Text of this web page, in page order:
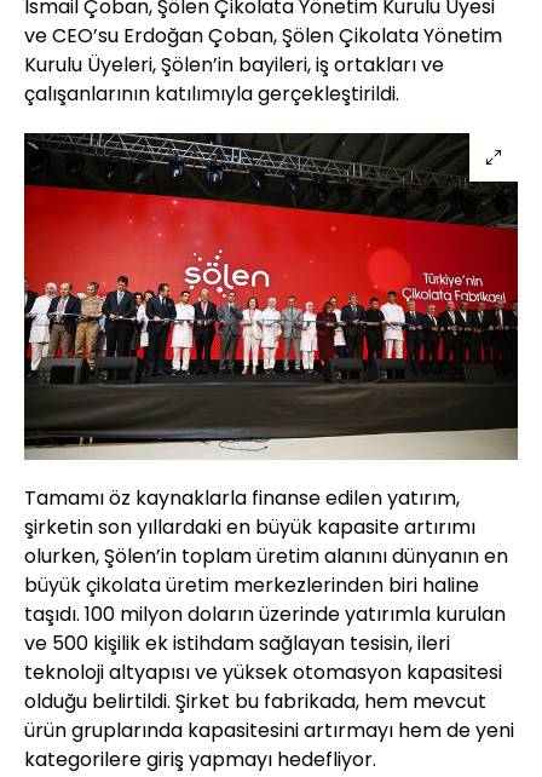
İsmail Çoban, Şölen Çikolata Yönetim Kurulu Üyesi
ve CEO’su Erdoğan Çoban, Şölen Çikolata Yönetim
Kurulu Üyeleri, Şölen’in bayileri, iş ortakları ve
çalışanlarının katılımıyla gerçekleştirildi.
Tamamı öz kaynaklarla finanse edilen yatırım,
şirketin son yıllardaki en büyük kapasite artırımı
olurken, Şölen’in toplam üretim alanını dünyanın en
büyük çikolata üretim merkezlerinden biri haline
taşıdı. 100 milyon doların üzerinde yatırımla kurulan
ve 500 kişilik ek istihdam sağlayan tesisin, ileri
teknoloji altyapısı ve yüksek otomasyon kapasitesi
olduğu belirtildi. Şirket bu fabrikada, hem mevcut
ürün gruplarında kapasitesini artırmayı hem de yeni
kategorilere giriş yapmayı hedefliyor.